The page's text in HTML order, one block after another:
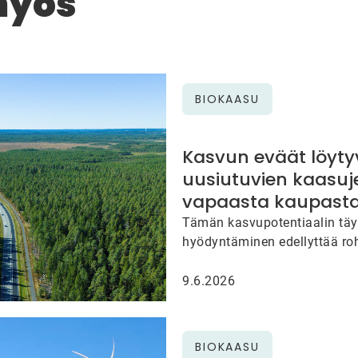
BIOKAASU
Kasvun eväät
uusiutuvien
vapaasta
Tämän kasvupotentiaalin
hyödyntäminen edellyttää
uudella tavalla sitä, miten
9.6.2026
BIOKAASU